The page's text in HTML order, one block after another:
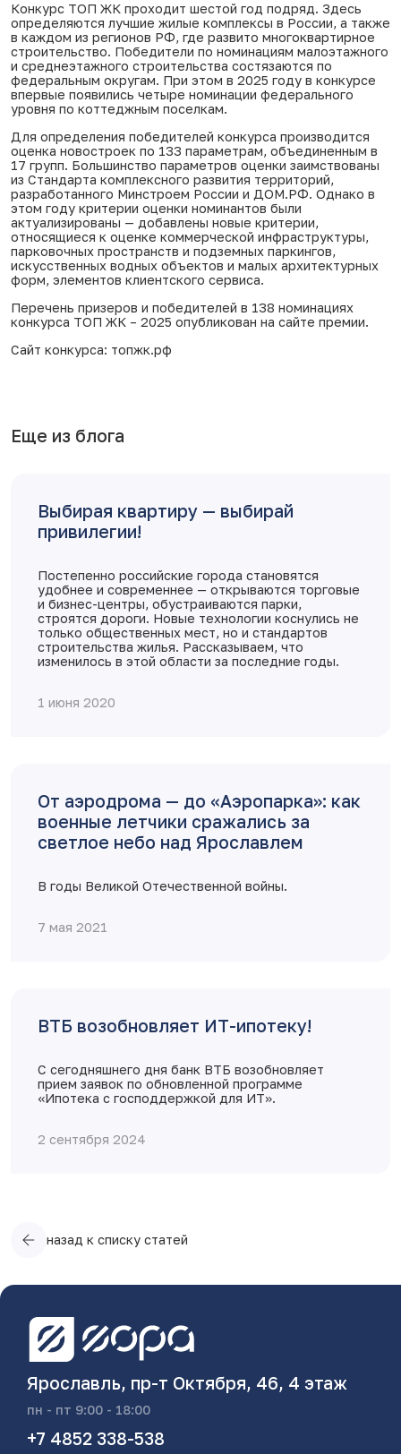
Конкурс ТОП ЖК проходит шестой год подряд. Здесь
определяются лучшие жилые комплексы в России, а также
в каждом из регионов РФ, где развито многоквартирное
строительство. Победители по номинациям малоэтажного
и среднеэтажного строительства состязаются по
федеральным округам. При этом в 2025 году в конкурсе
впервые появились четыре номинации федерального
уровня по коттеджным поселкам.
Для определения победителей конкурса производится
оценка новостроек по 133 параметрам, объединенным в
17 групп. Большинство параметров оценки заимствованы
из Стандарта комплексного развития территорий,
разработанного Минстроем России и ДОМ.РФ. Однако в
этом году критерии оценки номинантов были
актуализированы — добавлены новые критерии,
относящиеся к оценке коммерческой инфраструктуры,
парковочных пространств и подземных паркингов,
искусственных водных объектов и малых архитектурных
форм, элементов клиентского сервиса.
Перечень призеров и победителей в 138 номинациях
конкурса ТОП ЖК – 2025 опубликован на сайте премии.
Сайт конкурса: топжк.рф
Еще из блога
Выбирая квартиру — выбирай
привилегии!
Постепенно российские города становятся
удобнее и современнее — открываются торговые
и бизнес-центры, обустраиваются парки,
строятся дороги. Новые технологии коснулись не
только общественных мест, но и стандартов
строительства жилья. Рассказываем, что
изменилось в этой области за последние годы.
1 июня 2020
От аэродрома — до «Аэропарка»: как
военные летчики сражались за
светлое небо над Ярославлем
В годы Великой Отечественной войны.
7 мая 2021
ВТБ возобновляет ИТ-ипотеку!
С сегодняшнего дня банк ВТБ возобновляет
прием заявок по обновленной программе
«Ипотека с господдержкой для ИТ».
2 сентября 2024
назад к списку статей
Ярославль, пр-т Октября, 46, 4 этаж
пн - пт 9:00 - 18:00
+7 4852 338-538